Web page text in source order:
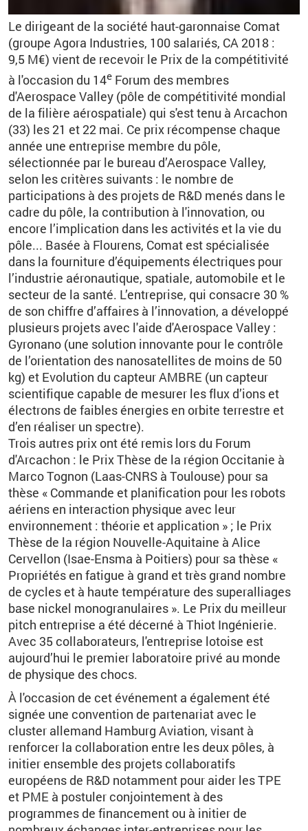
Le dirigeant de la société haut-garonnaise Comat
(groupe Agora Industries, 100 salariés, CA 2018 :
9,5 M€) vient de recevoir le Prix de la compétitivité
à l'occasion du 14e Forum des membres
d'Aerospace Valley (pôle de compétitivité mondial
de la filière aérospatiale) qui s'est tenu à Arcachon
(33) les 21 et 22 mai. Ce prix récompense chaque
année une entreprise membre du pôle,
sélectionnée par le bureau d’Aerospace Valley,
selon les critères suivants : le nombre de
participations à des projets de R&D menés dans le
cadre du pôle, la contribution à l'innovation, ou
encore l’implication dans les activités et la vie du
pôle... Basée à Flourens, Comat est spécialisée
dans la fourniture d’équipements électriques pour
l’industrie aéronautique, spatiale, automobile et le
secteur de la santé. L’entreprise, qui consacre 30 %
de son chiffre d’affaires à l’innovation, a développé
plusieurs projets avec l'aide d'Aerospace Valley :
Gyronano (une solution innovante pour le contrôle
de l’orientation des nanosatellites de moins de 50
kg) et Evolution du capteur AMBRE (un capteur
scientifique capable de mesurer les flux d’ions et
électrons de faibles énergies en orbite terrestre et
d’en réaliser un spectre).
Trois autres prix ont été remis lors du Forum
d'Arcachon : le Prix Thèse de la région Occitanie à
Marco Tognon (Laas-CNRS à Toulouse) pour sa
thèse « Commande et planification pour les robots
aériens en interaction physique avec leur
environnement : théorie et application » ; le Prix
Thèse de la région Nouvelle-Aquitaine à Alice
Cervellon (Isae-Ensma à Poitiers) pour sa thèse «
Propriétés en fatigue à grand et très grand nombre
de cycles et à haute température des superalliages
base nickel monogranulaires ». Le Prix du meilleur
pitch entreprise a été décerné à Thiot Ingénierie.
Avec 35 collaborateurs, l'entreprise lotoise est
aujourd’hui le premier laboratoire privé au monde
de physique des chocs.
À l'occasion de cet événement a également été
signée une convention de partenariat avec le
cluster allemand Hamburg Aviation, visant à
renforcer la collaboration entre les deux pôles, à
initier ensemble des projets collaboratifs
européens de R&D notamment pour aider les TPE
et PME à postuler conjointement à des
programmes de financement ou à initier de